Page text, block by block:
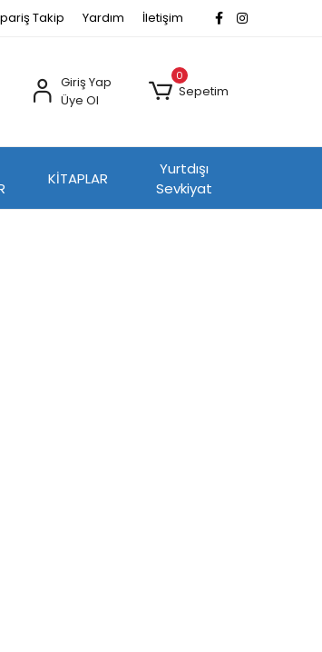
Takip Yardım İletişim
Giriş Yap
Üye Ol
0
Sepetim
KİTAPLAR
Yurtdışı
Sevkiyat